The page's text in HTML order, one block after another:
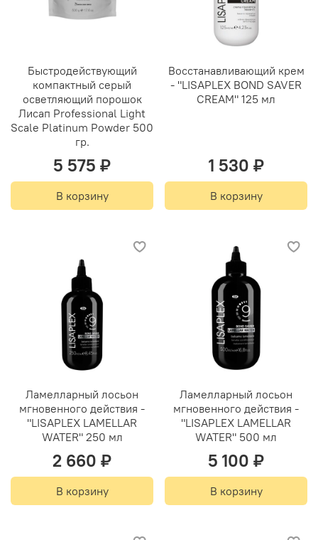
Быстродействующий
компактный серый
осветляющий порошок
Лисап Professional Light
Scale Platinum Powder 500
гр.
5 575 ₽
В корзину
Восстанавливающий крем
- "LISAPLEX BOND SAVER
CREAM" 125 мл
1 530 ₽
В корзину
Ламелларный лосьон
мгновенного действия -
"LISAPLEX LAMELLAR
WATER" 250 мл
2 660 ₽
В корзину
Ламелларный лосьон
мгновенного действия -
"LISAPLEX LAMELLAR
WATER" 500 мл
5 100 ₽
В корзину